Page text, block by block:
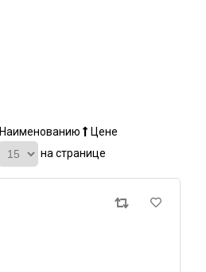
Наименованию
Цене
на странице